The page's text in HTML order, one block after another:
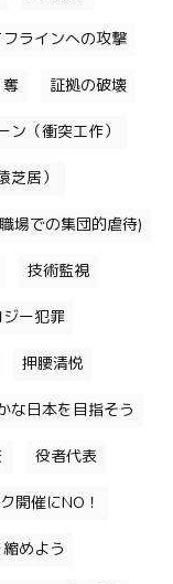
フラインへの攻撃
証拠の破壊
ン（衝突工作）
居）
場での集団的虐待)
技術監視
ー犯罪
押腰清悦
な日本を目指そう
役者代表
開催にNO！
めよう